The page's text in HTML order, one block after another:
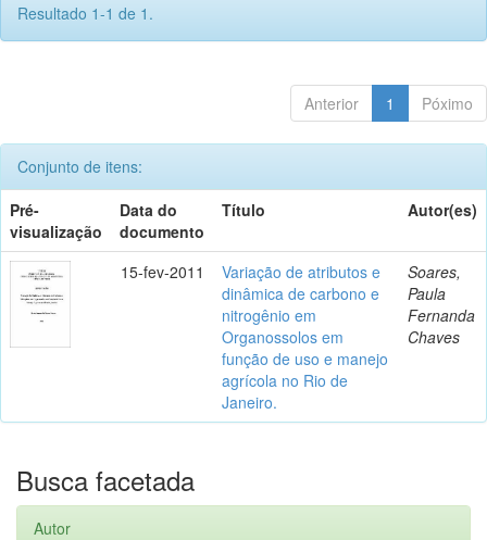
Resultado 1-1 de 1.
Anterior 1 Póximo
Conjunto de itens:
Pré-
visualização
Data do
documento
Título Autor(es)
15-fev-2011
Variação de atributos e
dinâmica de carbono e
nitrogênio em
Organossolos em
função de uso e manejo
agrícola no Rio de
Janeiro.
Soares,
Paula
Fernanda
Chaves
Busca facetada
Autor